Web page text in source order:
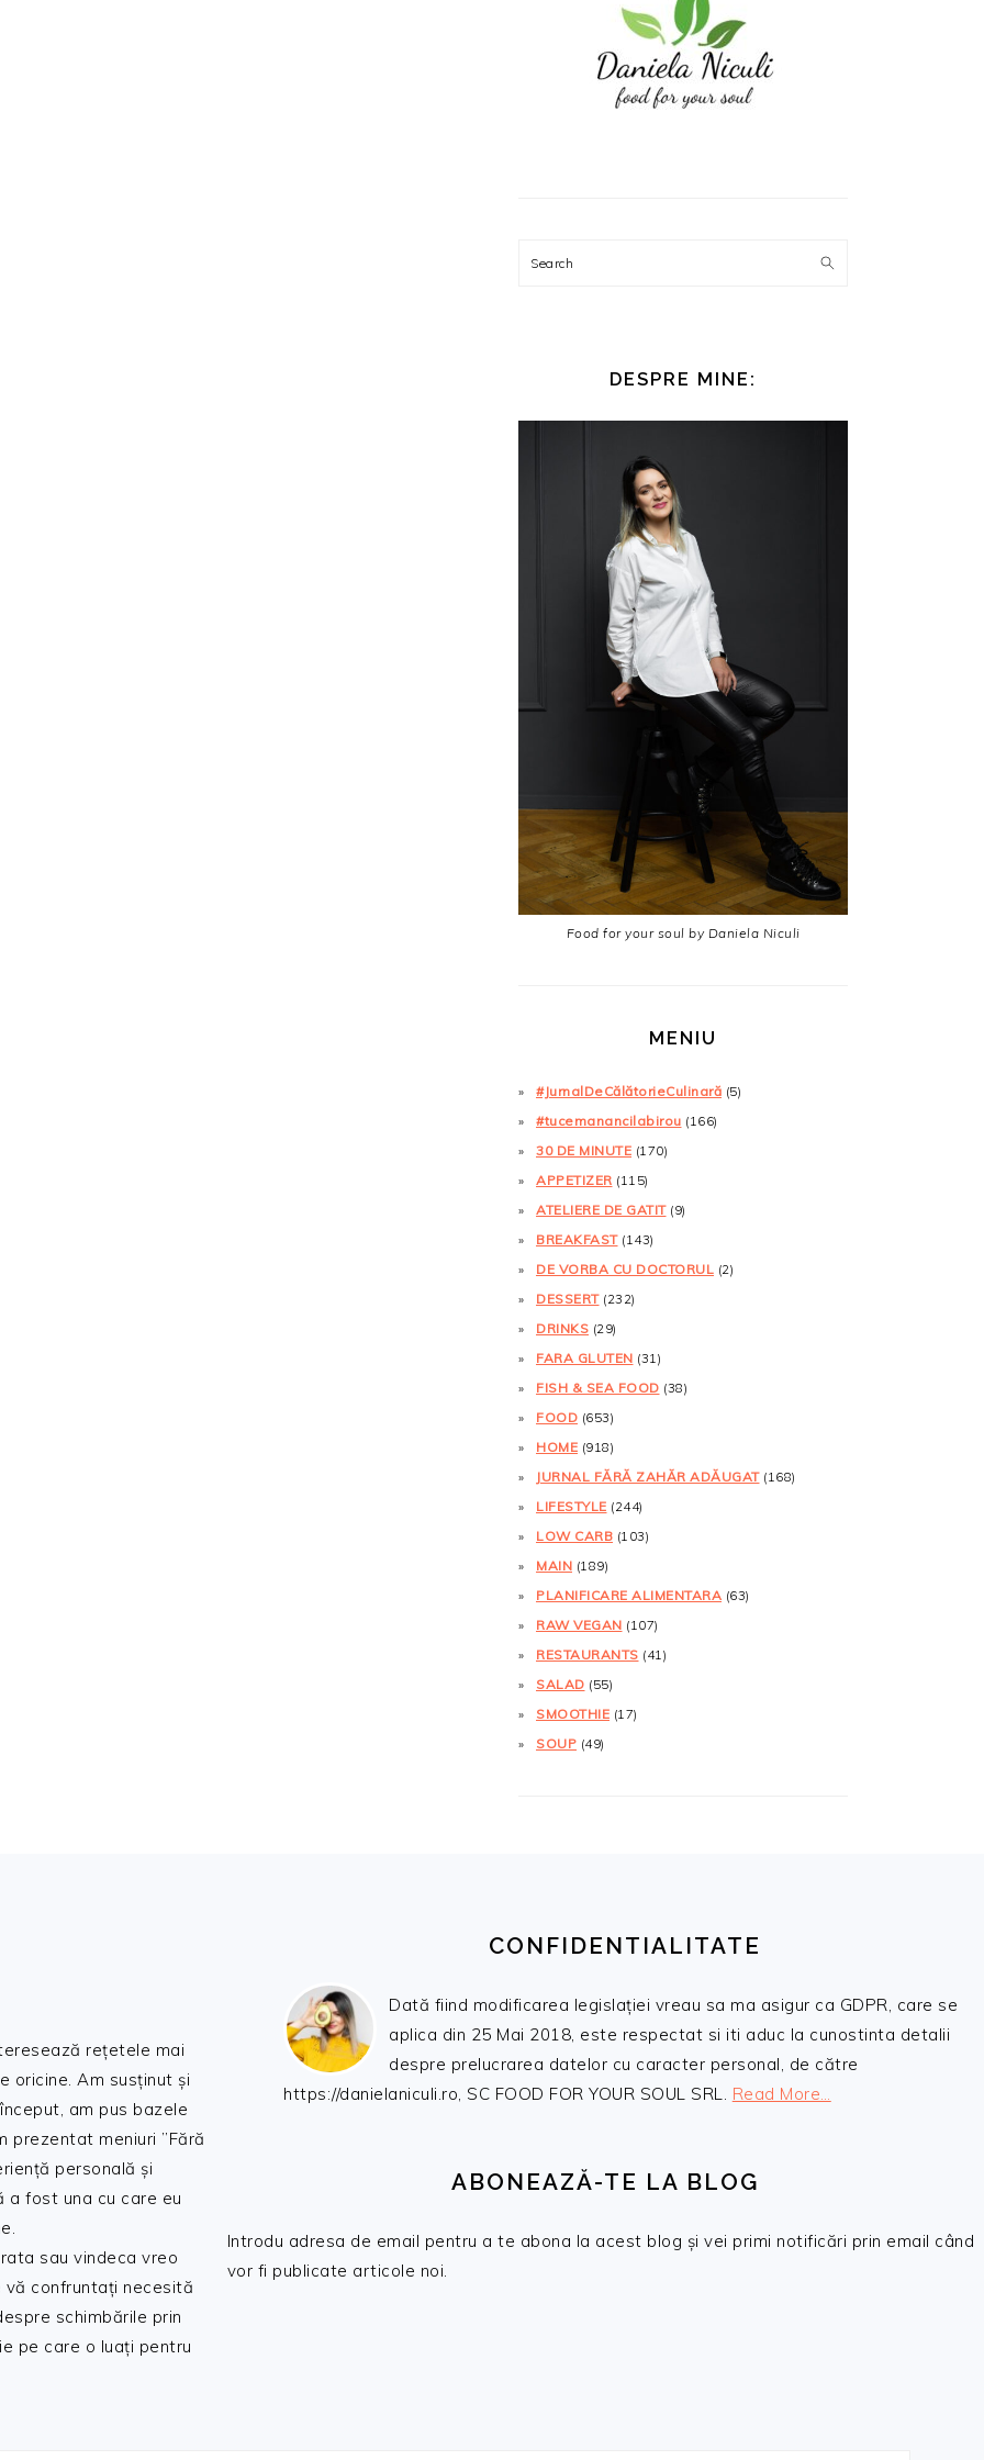
Search
DESPRE MINE:
Food for your soul by Daniela Niculi
MENIU
#JurnalDeCălătorieCulinară (5)
#tucemanancilabirou (166)
30 DE MINUTE (170)
APPETIZER (115)
ATELIERE DE GATIT(9)
BREAKFAST(143)
DE VORBA CU DOCTORUL (2)
DESSERT(232)
DRINKS (29)
FARA GLUTEN (31)
FISH & SEA FOOD (38)
FOOD (653)
HOME (918)
JURNAL FĂRĂ ZAHĂR ADĂUGAT(168)
LIFESTYLE (244)
LOW CARB (103)
MAIN (189)
PLANIFICARE ALIMENTARA (63)
RAW VEGAN (107)
RESTAURANTS (41)
SALAD (55)
SMOOTHIE (17)
SOUP (49)
rețetele mai
oricine. Am susținut și
am pus bazele
prezentat meniuri ”Fără
personală și
a fost una cu care eu
sau vindeca vreo
confruntați necesită
schimbările prin
pe care o luați pentru
CONFIDENTIALITATE
Dată fiind modificarea legislației vreau sa ma asigur ca GDPR, care se
aplica din 25 Mai 2018, este respectat si iti aduc la cunostinta detalii
despre prelucrarea datelor cu caracter personal, de către
https://danielaniculi.ro, SC FOOD FOR YOUR SOUL SRL. Read More…
ABONEAZĂ-TE LA BLOG
Introdu adresa de email pentru a te abona la acest blog și vei primi notificări prin email când
vor fi publicate articole noi.